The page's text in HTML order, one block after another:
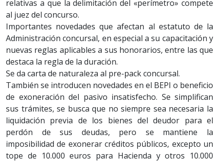
relativas a que la delimitación del «perímetro» compete
al juez del concurso.
Importantes novedades que afectan al estatuto de la
Administración concursal, en especial a su capacitación y
nuevas reglas aplicables a sus honorarios, entre las que
destaca la regla de la duración.
Se da carta de naturaleza al pre-pack concursal.
También se introducen novedades en el BEPI o beneficio
de exoneración del pasivo insatisfecho. Se simplifican
sus trámites, se busca que no siempre sea necesaria la
liquidación previa de los bienes del deudor para el
perdón de sus deudas, pero se mantiene la
imposibilidad de exonerar créditos públicos, excepto un
tope de 10.000 euros para Hacienda y otros 10.000